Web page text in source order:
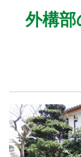
外構部